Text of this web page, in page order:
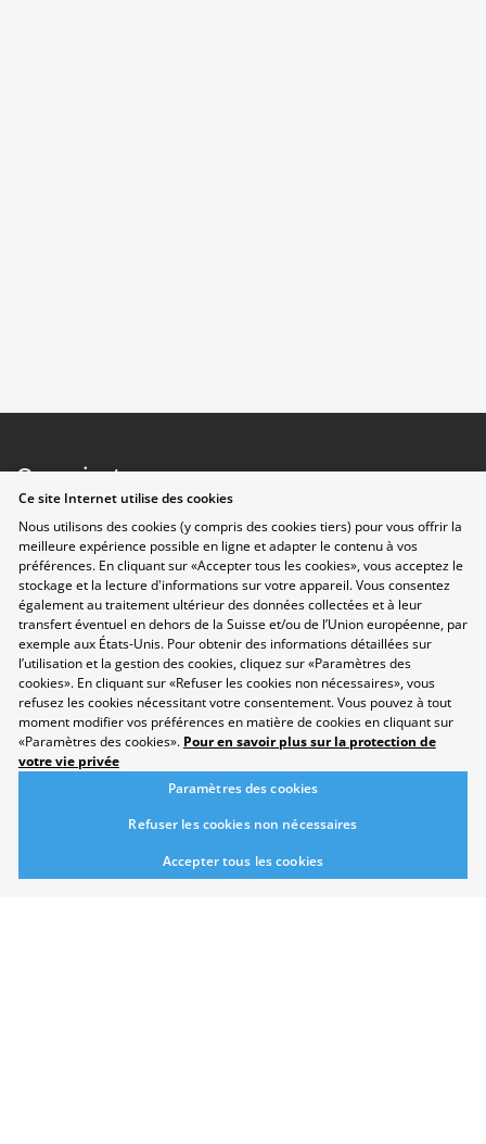
Organisateurs
Protection des données
Disclaimer
Paramètres des cookies
Ce site Internet utilise des cookies
Nous utilisons des cookies (y compris des cookies tiers) pour vous offrir la
meilleure expérience possible en ligne et adapter le contenu à vos
préférences. En cliquant sur «Accepter tous les cookies», vous acceptez le
stockage et la lecture d'informations sur votre appareil. Vous consentez
également au traitement ultérieur des données collectées et à leur
transfert éventuel en dehors de la Suisse et/ou de l’Union européenne, par
exemple aux États-Unis. Pour obtenir des informations détaillées sur
l’utilisation et la gestion des cookies, cliquez sur «Paramètres des
cookies». En cliquant sur «Refuser les cookies non nécessaires», vous
refusez les cookies nécessitant votre consentement. Vous pouvez à tout
moment modifier vos préférences en matière de cookies en cliquant sur
«Paramètres des cookies». Pour en savoir plus sur la protection de
votre vie privée
Paramètres des cookies
Refuser les cookies non nécessaires
Accepter tous les cookies